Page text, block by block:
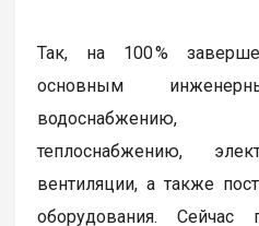
Так, на 100 %
основным
водоснабжению,
теплоснабжению,
вентиляции, а также
оборудования. Сейчас